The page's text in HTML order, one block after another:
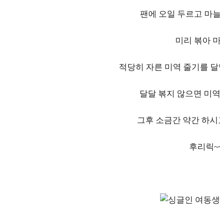
팬에 오일 두르고 마
미리 볶아
적당히 자른 미역 줄기를
달달 볶지 않으면 미
그후 소금간 약간 하
후리릭